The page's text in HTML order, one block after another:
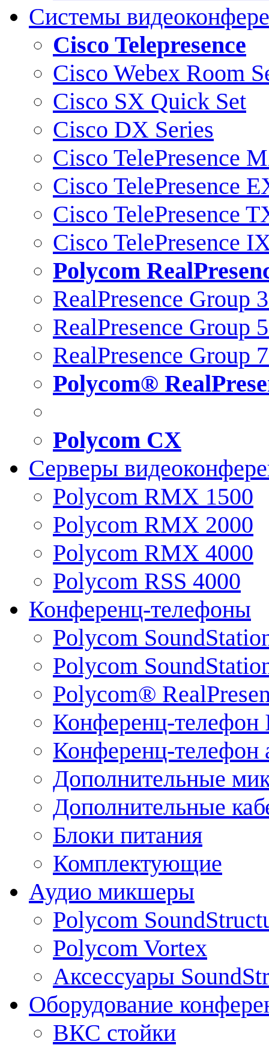
Системы
Cisco Telepresence
Cisco Webex Room
Cisco SX Quick Set
Cisco DX Series
Cisco TelePresence
Cisco TelePresence
Cisco TelePresence
Cisco TelePresence
Polycom
RealPresence Group
RealPresence Group
RealPresence Group
Polycom®
Polycom CX
Серверы
Polycom RMX 1500
Polycom RMX 2000
Polycom RMX 4000
Polycom RSS 4000
Конференц-телефоны
Polycom
Polycom
Polycom®
Конференц-телефон
Конференц-телефон
Дополнительные
Дополнительные
Блоки питания
Комплектующие
Аудио микшеры
Polycom
Polycom Vortex
Аксессуары
Оборудование
ВКС стойки